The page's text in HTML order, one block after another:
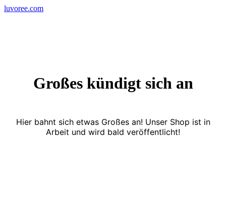
Skip
luvoree.com
Großes kündigt sich an
Hier bahnt sich etwas Großes an! Unser Shop ist in
Arbeit und wird bald veröffentlicht!